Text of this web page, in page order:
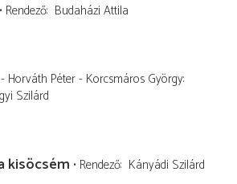
Rendező Budaházi Attila
Horváth Péter - Korcsmáros György
Szilárd
kisöcsém Rendező Kányádi Szilárd